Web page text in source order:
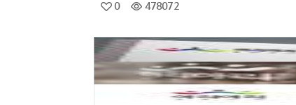
0 478072